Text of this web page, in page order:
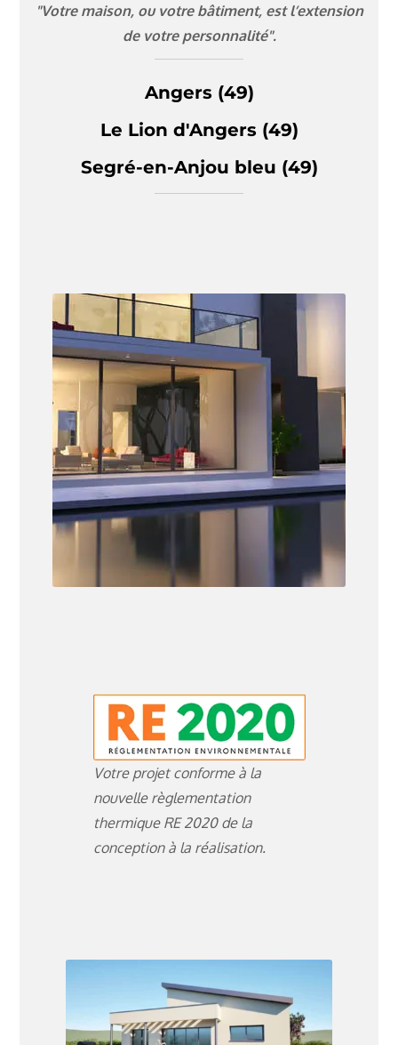
"Votre maison, ou votre bâtiment, est l’extension
de votre personnalité".
Angers (49)
Le Lion d'Angers (49)
Segré-en-Anjou bleu (49)
Votre projet conforme à la
nouvelle règlementation
thermique RE 2020 de la
conception à la réalisation.